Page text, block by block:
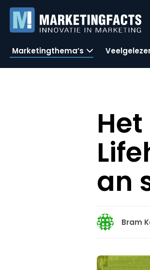
Marketingthema’s
an
Bram